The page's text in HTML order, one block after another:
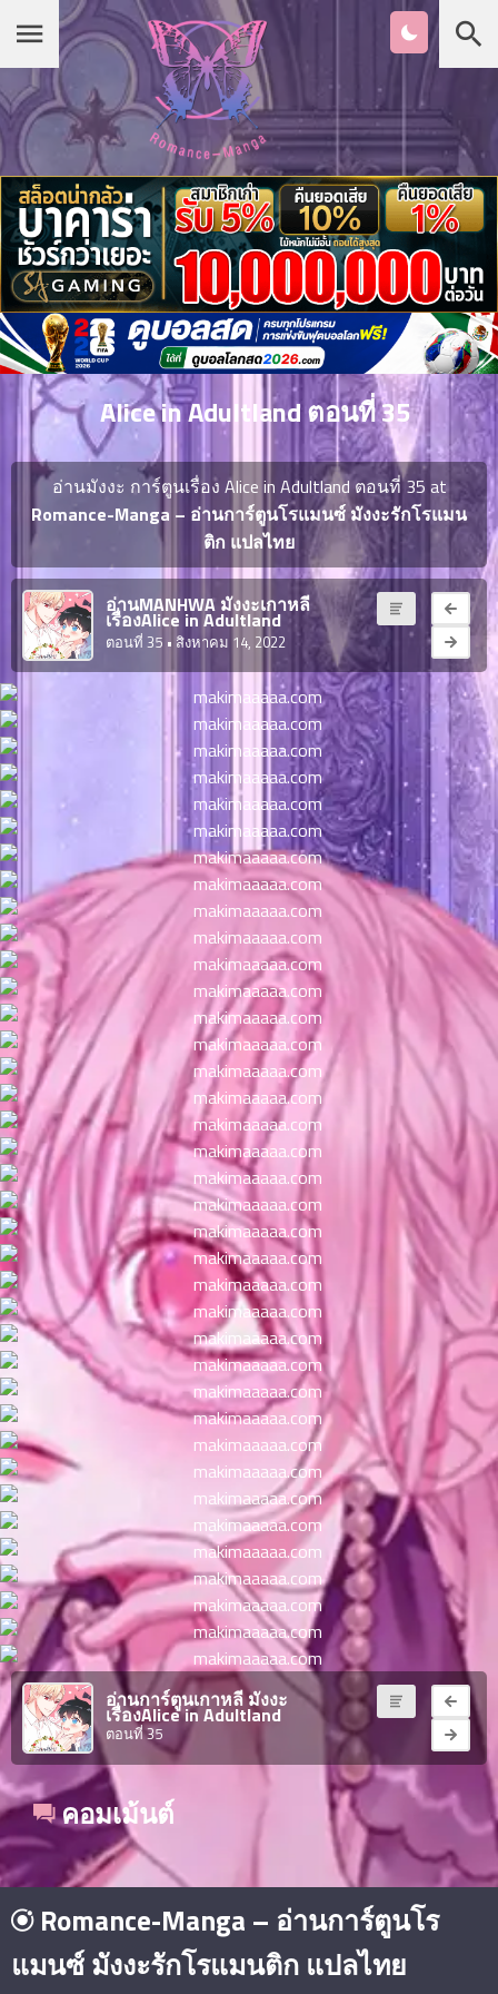
หน้าแรก
หมวดมังงะ
รายชื่อมังงะ Romance
เกาหลี
จีน
ญี่ปุ่น
จบแล้ว
มังงะ NTR
อ่านมังงะ
Alice in Adultland ตอนที่ 35
อ่านมังงะ การ์ตูนเรื่อง Alice in Adultland ตอนที่ 35 at
Romance-Manga – อ่านการ์ตูนโรแมนซ์ มังงะรักโรแมน
ติก แปลไทย
อ่านMANHWA มังงะเกาหลี
เรื่องAlice in Adultland
ตอนที่ 35 • สิงหาคม 14, 2022
อ่านการ์ตูนเกาหลี มังงะ
เรื่องAlice in Adultland
ตอนที่ 35
คอมเม้นต์
Chapter
List
1
ตอน
ที่
น
2
ตอน
ที่
น
3
ตอน
ที่
ม
ตอน
ม
ตอน
น
6
ตอน
ที่
น
7
ตอน
ที่
น
8
ตอน
ที่
น
9
ตอน
ที่
น
10
ตอน
ที่
ม
11
ตอน
ที่
ม
12
ตอน
ที่
ม
13
ตอน
ที่
ม
14
ตอน
ที่
ม
15
ตอน
ที่
ม
16
ตอน
ที่
ม
17
ตอน
ที่
18
ตอน
ม
19
ตอน
ที่
20
Romance-Manga – อ่านการ์ตูนโร
แมนซ์ มังงะรักโรแมนติก แปลไทย